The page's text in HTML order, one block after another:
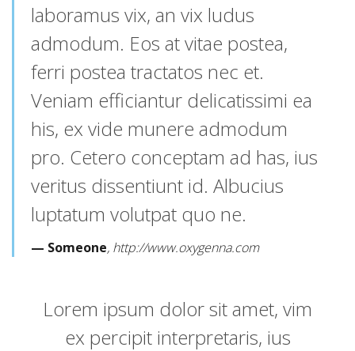
laboramus vix, an vix ludus
admodum. Eos at vitae postea,
ferri postea tractatos nec et.
Veniam efficiantur delicatissimi ea
his, ex vide munere admodum
pro. Cetero conceptam ad has, ius
veritus dissentiunt id. Albucius
luptatum volutpat quo ne.
Someone http://www.oxygenna.com
Lorem ipsum dolor sit amet, vim
ex percipit interpretaris, ius